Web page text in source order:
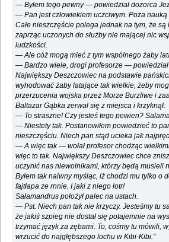
— Byłem tego pewny — powiedział dozorca
— Pan jest człowiekiem uczciwym. Poza
Całe nieszczęście polega jednak na tym, że są
zaprząc uczonych do służby nie mającej nic
ludzkości.
— Ale cóż mogą mieć z tym wspólnego żaby
— Bardzo wiele, drogi profesorze —
Największy Deszczowiec na podstawie
wyhodować żaby latające tak wielkie, żeby
przerzucenia wojska przez Morze Burzliwe i
Baltazar Gąbka zerwał się z miejsca i krzyknął:
— To straszne! Czy jesteś tego pewien?
— Niestety tak. Postanowiłem powiedzieć to
nieszczęściu. Niech pan stąd ucieka jak
— A więc tak — wołał profesor chodząc
więc to tak. Największy Deszczowiec chce
uczynić nas niewolnikami, którzy będą musieli
Byłem tak naiwny myśląc, iż chodzi mu tylko o
fajtłapa ze rnnie. I jaki z niego łotr!
Sałamandrus położył palec na ustach.
— Pst. Niech pan tak nie krzyczy. Jesteśmy tu
że jakiś szpieg nie dostał się potajemnie na
trzymać język za zębami. To, cośmy tu mówili,
wrzucić do najgłębszego lochu w Kibi-Kibi."